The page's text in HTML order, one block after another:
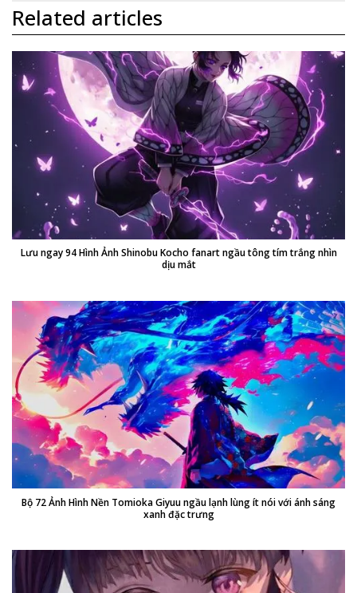
Related articles
Lưu ngay 94 Hình Ảnh Shinobu Kocho fanart ngầu tông tím trắng nhìn
dịu mắt
Bộ 72 Ảnh Hình Nền Tomioka Giyuu ngầu lạnh lùng ít nói với ánh sáng
xanh đặc trưng